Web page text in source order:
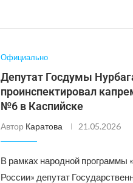
Официально
Депутат Госдумы
проинспектировал
№6 в Каспийске
Автор Каратова 21.05.2026
В рамках народной программы
России» депутат